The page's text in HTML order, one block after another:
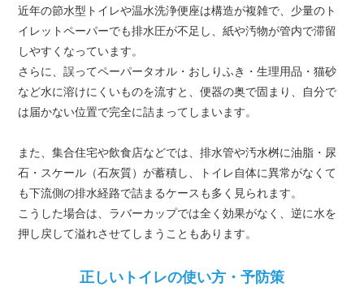
近年の節水型トイレや温水洗浄便座は構造が複雑で、少量のト
イレットペーパーでも排水圧が不足し、紙や汚物が管内で滞留
しやすくなっています。
さらに、誤ってペーパータオル・おしりふき・生理用品・猫砂
など水に溶けにくいものを流すと、便器の奥で固まり、自分で
は届かない位置で完全に詰まってしまいます。
また、集合住宅や飲食店などでは、排水管や汚水桝に油脂・尿
石・スケール（石灰質）が蓄積し、トイレ自体に異常がなくて
も下流側の排水経路で詰まるケースも多く見られます。
こうした場合は、ラバーカップでは全く効果がなく、逆に水を
押し戻して溢れさせてしまうこともあります。
正しいトイレの使い方・予防策